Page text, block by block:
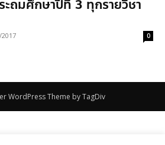
ถมศึกษาปีที่ 3 ทุกรายวิชา
0
WordPress Theme by TagDiv